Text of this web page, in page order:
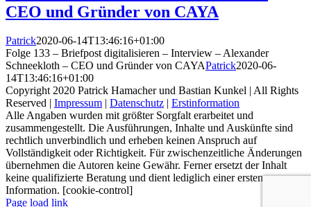
CEO und Gründer von CAYA
Patrick2020-06-14T13:46:16+01:00
Folge 133 – Briefpost digitalisieren – Interview – Alexander
Schneekloth – CEO und Gründer von CAYAPatrick2020-06-
14T13:46:16+01:00
Copyright 2020 Patrick Hamacher und Bastian Kunkel | All Rights
Reserved | Impressum | Datenschutz | Erstinformation
Alle Angaben wurden mit größter Sorgfalt erarbeitet und
zusammengestellt. Die Ausführungen, Inhalte und Auskünfte sind
rechtlich unverbindlich und erheben keinen Anspruch auf
Vollständigkeit oder Richtigkeit. Für zwischenzeitliche Änderungen
übernehmen die Autoren keine Gewähr. Ferner ersetzt der Inhalt
keine qualifizierte Beratung und dient lediglich einer ersten
Information. [cookie-control]
Page load link